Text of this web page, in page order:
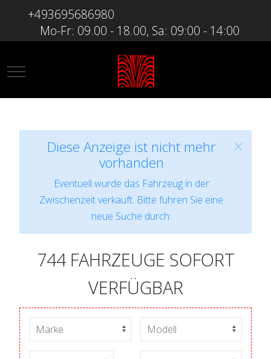
+493695686980
Mo-Fr: 09.00 - 18.00, Sa: 09:00 - 14:00
Mobile Menu Toggle
Diese Anzeige ist nicht mehr
vorhanden
Eventuell wurde das Fahrzeug in der
Zwischenzeit verkauft. Bitte führen Sie eine
neue Suche durch:
744 FAHRZEUGE SOFORT
VERFÜGBAR